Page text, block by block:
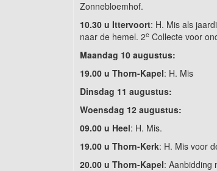
Zonnebloemhof.
10.30 u Ittervoort: H. Mis als
naar de hemel. 2eCollecte voor
Maandag 10 augustus:
19.00 u Thorn-Kapel: H. Mis
Dinsdag 11 augustus:
Woensdag 12 augustus:
09.00 u Heel: H. Mis.
19.00 u Thorn-Kerk: H. Mis voor
20.00 u Thorn-Kapel: Aanbidding